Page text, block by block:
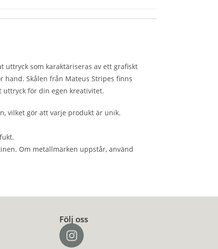
uttryck som karaktäriseras av ett grafiskt
hand. Skålen från Mateus Stripes finns
för din egen kreativitet.
vilket gör att varje produkt är unik.
Om metallmärken uppstår, använd
Följ oss